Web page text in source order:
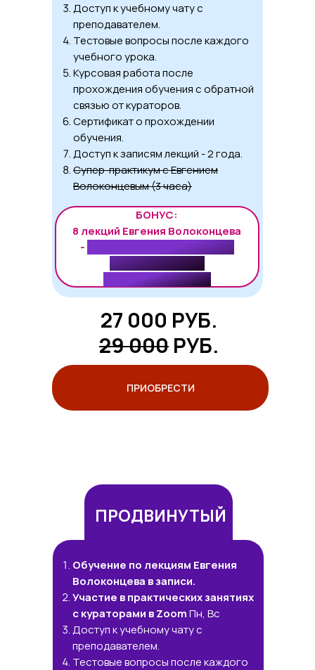
ПРОДВИНУТЫЙ
Доступ к учебному чату с
преподавателем.
Тестовые вопросы после каждого
учебного урока.
Курсовая работа после
прохождения обучения с обратной
связью от кураторов.
Сертификат о прохождении
обучения.
Доступ к записям лекций - 2 года.
Супер-практикум с Евгением
Волоконцевым (3 часа)
Обучение по лекциям Евгения
Волоконцева в записи.
Участие в практических занятиях
с кураторами в ZoomПн, Вс
Доступ к учебному чату с
преподавателем.
Тестовые вопросы после каждого
ПРИОБРЕСТИ
27 000 РУБ.
29 000 РУБ.
БОНУС:
8 лекций Евгения Волоконцева
-
Куспиды 2, 3, 5, 6, 8, 9, 11, 12
домов гороскопа
в 12 знаках Зодиака.